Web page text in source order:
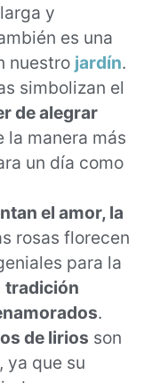
y
es una
nuestro jardín.
simbolizan el
de alegrar
la manera más
un día como
el amor, la
rosas florecen
para la
tradición
.
de lirios son
ya que su